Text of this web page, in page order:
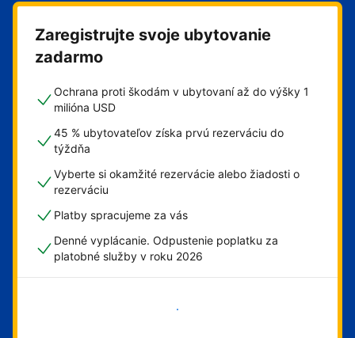
Zaregistrujte svoje ubytovanie
zadarmo
Ochrana proti škodám v ubytovaní až do výšky 1
milióna USD
45 % ubytovateľov získa prvú rezerváciu do
týždňa
Vyberte si okamžité rezervácie alebo žiadosti o
rezerváciu
Platby spracujeme za vás
Denné vyplácanie. Odpustenie poplatku za
platobné služby v roku 2026